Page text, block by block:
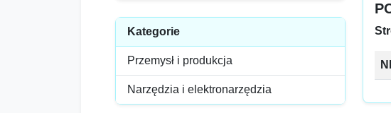
Kategorie
Przemysł i produkcja
Narzędzia i elektronarzędzia